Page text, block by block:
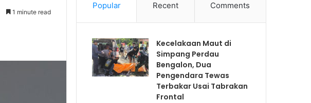
1 minute read
Popular Recent Comments
Kecelakaan Maut di
Simpang Perdau
Bengalon, Dua
Pengendara Tewas
Terbakar Usai Tabrakan
Frontal